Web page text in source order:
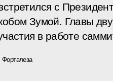
с
Зумой. Главы
в работе
Форталеза